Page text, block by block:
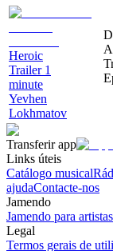
Heroic
Trailer 1
minute
Yevhen
Lokhmatov
Transferir app
Links úteis
Catálogo musical
ajudaContacte-nos
Jamendo
Jamendo para artistas
Legal
Termos gerais de